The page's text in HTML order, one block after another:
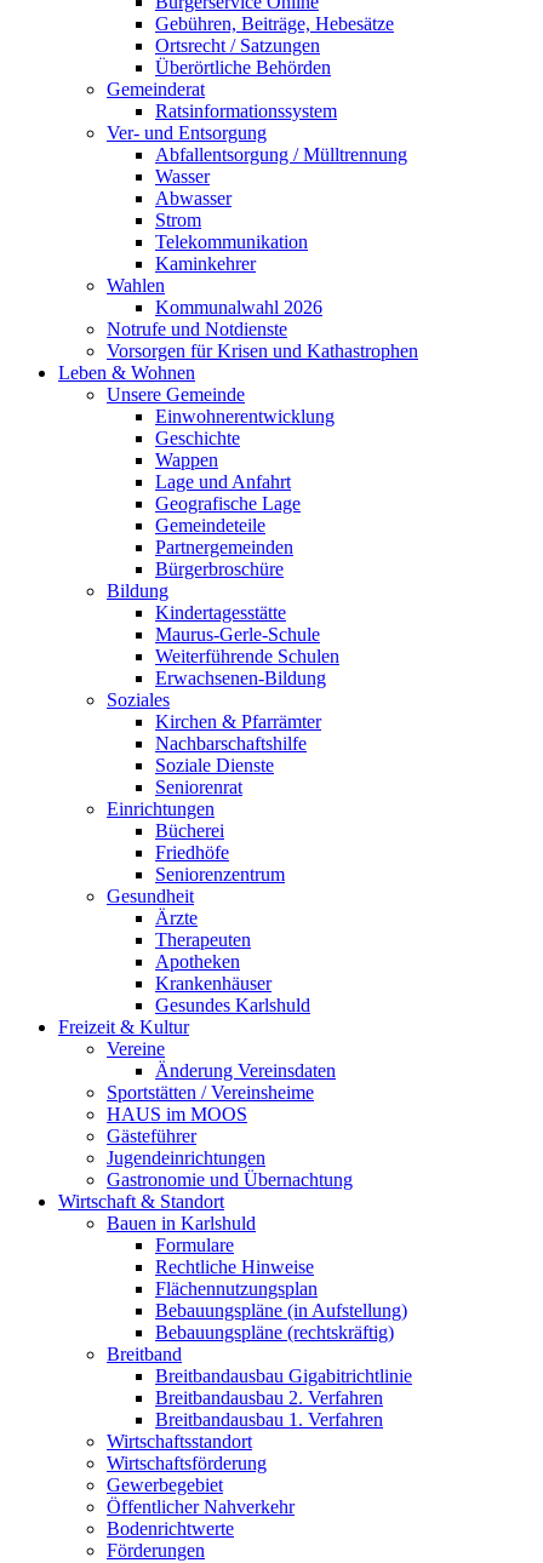
Gebühren, Beiträge, Hebesätze
Ortsrecht / Satzungen
Überörtliche Behörden
Gemeinderat
Ratsinformationssystem
Ver- und Entsorgung
Abfallentsorgung / Mülltrennung
Wasser
Abwasser
Strom
Telekommunikation
Kaminkehrer
Wahlen
Kommunalwahl 2026
Notrufe und Notdienste
Vorsorgen für Krisen und Kathastrophen
Leben & Wohnen
Unsere Gemeinde
Einwohnerentwicklung
Geschichte
Wappen
Lage und Anfahrt
Geografische Lage
Gemeindeteile
Partnergemeinden
Bürgerbroschüre
Bildung
Kindertagesstätte
Maurus-Gerle-Schule
Weiterführende Schulen
Erwachsenen-Bildung
Soziales
Kirchen & Pfarrämter
Nachbarschaftshilfe
Soziale Dienste
Seniorenrat
Einrichtungen
Bücherei
Friedhöfe
Seniorenzentrum
Gesundheit
Ärzte
Therapeuten
Apotheken
Krankenhäuser
Gesundes Karlshuld
Freizeit & Kultur
Vereine
Änderung Vereinsdaten
Sportstätten / Vereinsheime
HAUS im MOOS
Gästeführer
Jugendeinrichtungen
Gastronomie und Übernachtung
Wirtschaft & Standort
Bauen in Karlshuld
Formulare
Rechtliche Hinweise
Flächennutzungsplan
Bebauungspläne (in Aufstellung)
Bebauungspläne (rechtskräftig)
Breitband
Breitbandausbau Gigabitrichtlinie
Breitbandausbau 2. Verfahren
Breitbandausbau 1. Verfahren
Wirtschaftsstandort
Wirtschaftsförderung
Gewerbegebiet
Öffentlicher Nahverkehr
Bodenrichtwerte
Förderungen